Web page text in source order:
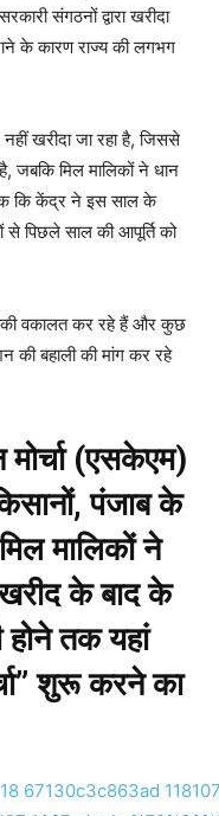
संगठनों द्वारा खरीदा
के कारण राज्य की लगभग
खरीदा जा रहा है, जिससे
जबकि मिल मालिकों ने धान
कि केंद्र ने इस साल के
से पिछले साल की आपूर्ति को
की वकालत कर रहे हैं और कुछ
की बहाली की मांग कर रहे
(एसकेएम)
पंजाब के
मालिकों ने
के बाद के
होने तक यहां
शुरू करने का